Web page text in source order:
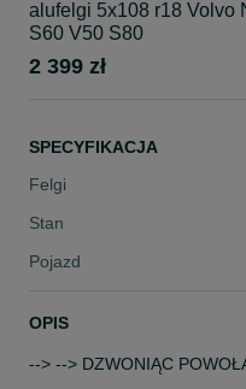
alufelgi 5x108 r18 Volvo
S60 V50 S80
2 399 zł
SPECYFIKACJA
Felgi
Stan
Pojazd
OPIS
--> --> DZWONIĄC